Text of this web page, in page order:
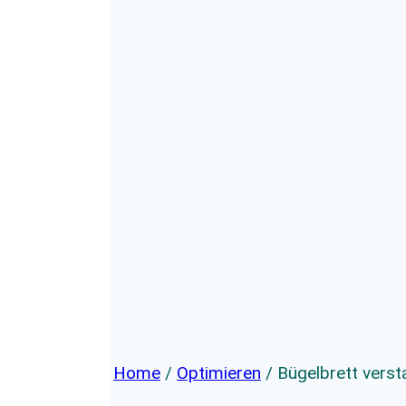
Home / Optimieren / Bügelbrett